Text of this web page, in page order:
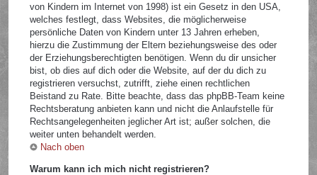
von Kindern im Internet von 1998) ist ein Gesetz in den USA,
welches festlegt, dass Websites, die möglicherweise
persönliche Daten von Kindern unter 13 Jahren erheben,
hierzu die Zustimmung der Eltern beziehungsweise des oder
der Erziehungsberechtigten benötigen. Wenn du dir unsicher
bist, ob dies auf dich oder die Website, auf der du dich zu
registrieren versuchst, zutrifft, ziehe einen rechtlichen
Beistand zu Rate. Bitte beachte, dass das phpBB-Team keine
Rechtsberatung anbieten kann und nicht die Anlaufstelle für
Rechtsangelegenheiten jeglicher Art ist; außer solchen, die
weiter unten behandelt werden.
Nach oben
Warum kann ich mich nicht registrieren?